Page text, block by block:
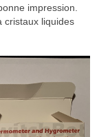
impression.
cristaux liquides